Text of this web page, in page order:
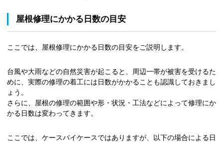
屋根修理にかかる日数の目安
ここでは、屋根修理にかかる日数の目安をご説明します。
台風や大雨などの自然災害が起こると、周辺一帯が被害を受けるた
めに、実際の修理の着工には日数がかかることも認識しておきまし
ょう。
さらに、屋根の修理の範囲や形・状況・工法などによって修理にか
かる日数は変わってきます。
ここでは、ケースバイケースではありますが、以下の場合による日